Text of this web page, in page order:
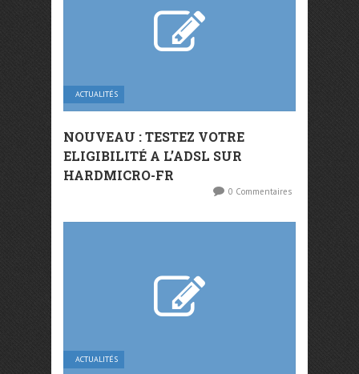
ACTUALITÉS
NOUVEAU : TESTEZ VOTRE
ELIGIBILITÉ A L’ADSL SUR
HARDMICRO-FR
0 Commentaires
ACTUALITÉS